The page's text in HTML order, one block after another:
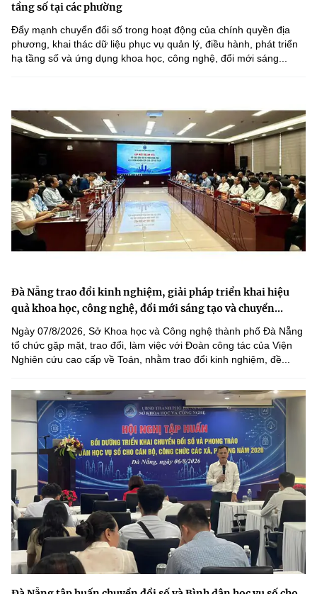
tầng số tại các phường
Đẩy mạnh chuyển đổi số trong hoạt động của chính quyền địa
phương, khai thác dữ liệu phục vụ quản lý, điều hành, phát triển
hạ tầng số và ứng dụng khoa học, công nghệ, đổi mới sáng...
Đà Nẵng trao đổi kinh nghiệm, giải pháp triển khai hiệu
quả khoa học, công nghệ, đổi mới sáng tạo và chuyển...
Ngày 07/8/2026, Sở Khoa học và Công nghệ thành phố Đà Nẵng
tổ chức gặp mặt, trao đổi, làm việc với Đoàn công tác của Viện
Nghiên cứu cao cấp về Toán, nhằm trao đổi kinh nghiệm, đề...